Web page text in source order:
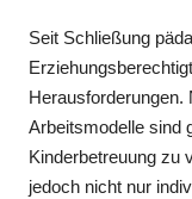
Seit Schließung
Herausforderungen.
Arbeitsmodelle sind
Kinderbetreuung zu
jedoch nicht nur